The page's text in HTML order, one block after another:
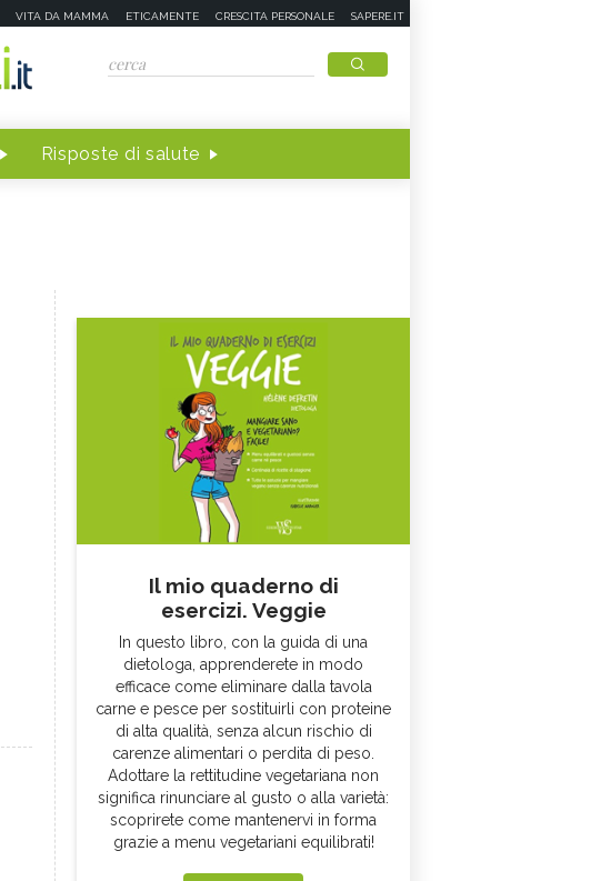
VITA DA MAMMA ETICAMENTE CRESCITA PERSONALE SAPERE.IT
Risposte di salute
Il mio quaderno di
esercizi. Veggie
In questo libro, con la guida di una
dietologa, apprenderete in modo
efficace come eliminare dalla tavola
carne e pesce per sostituirli con proteine
di alta qualità, senza alcun rischio di
carenze alimentari o perdita di peso.
Adottare la rettitudine vegetariana non
significa rinunciare al gusto o alla varietà:
scoprirete come mantenervi in forma
grazie a menu vegetariani equilibrati!